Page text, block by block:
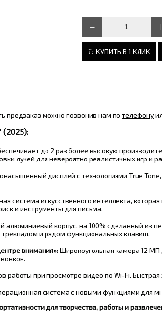
КУПИТЬ В 1 КЛИК
предзаказ можно позвонив нам по телефону
(2025):
до 2 раз более высокую
лучей для невероятно реалистичных игр и
дисплей с технологиями True
система искусственного интеллекта,
и инструменты для письма.
алюминиевый корпус, на 100% сделанный из
трекпадом и рядом функциональных клавиш.
внимания»:Широкоугольная камера 12
.
работы при просмотре видео по Wi-Fi. Быстрая
система с новыми функциями для
для творчества, работы и